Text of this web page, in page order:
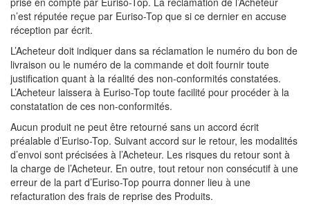
n’est réputée reçue par Euriso-Top que si ce dernier en accuse
réception par écrit.
L’Acheteur doit indiquer dans sa réclamation le numéro du bon de
livraison ou le numéro de la commande et doit fournir toute
justification quant à la réalité des non-conformités constatées.
L’Acheteur laissera à Euriso-Top toute facilité pour procéder à la
constatation de ces non-conformités.
Aucun produit ne peut être retourné sans un accord écrit
préalable d’Euriso-Top. Suivant accord sur le retour, les modalités
d’envoi sont précisées à l’Acheteur. Les risques du retour sont à
la charge de l’Acheteur. En outre, tout retour non consécutif à une
erreur de la part d’Euriso-Top pourra donner lieu à une
refacturation des frais de reprise des Produits.